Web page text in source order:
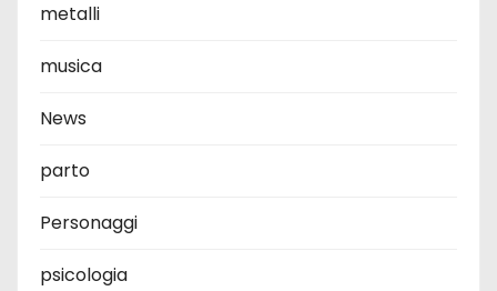
metalli
musica
News
parto
Personaggi
psicologia